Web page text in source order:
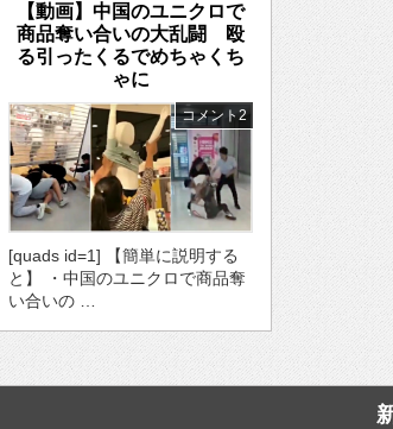
【動画】中国のユニクロで
商品奪い合いの大乱闘 殴
る引ったくるでめちゃくち
ゃに
コメント2
[quads id=1] 【簡単に説明する
と】 ・中国のユニクロで商品奪
い合いの …